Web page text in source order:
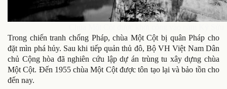
Trong chiến tranh chống Pháp, chùa Một Cột bị quân Pháp cho
đặt mìn phá hủy. Sau khi tiếp quản thủ đô, Bộ VH Việt Nam Dân
chủ Cộng hòa đã nghiên cứu lập dự án trùng tu xây dựng chùa
Một Cột. Đến 1955 chùa Một Cột được tôn tạo lại và bảo tồn cho
đến nay.